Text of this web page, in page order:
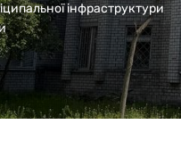
інфраструктури